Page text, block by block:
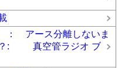
アース分離しないま
？: 真空管ラジオ ブ